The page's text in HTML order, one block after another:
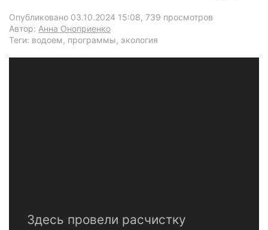
Опубликовано 03.10.2024 15:08, 739 просмотров
Автор: Анна Оноприенко
Теги: водоем, программы, экология
Здесь провели расчистку